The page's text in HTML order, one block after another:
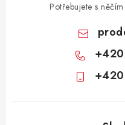
Potřebujete s